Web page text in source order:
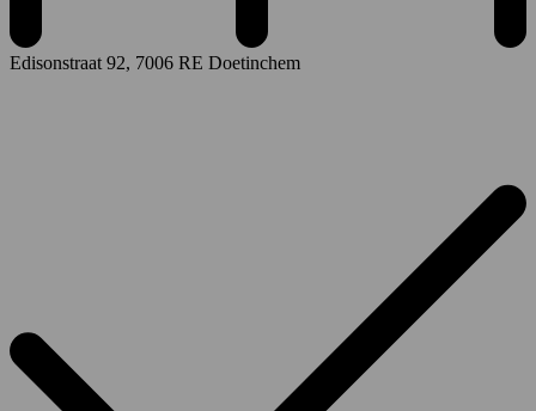
Edisonstraat 92, 7006 RE Doetinchem